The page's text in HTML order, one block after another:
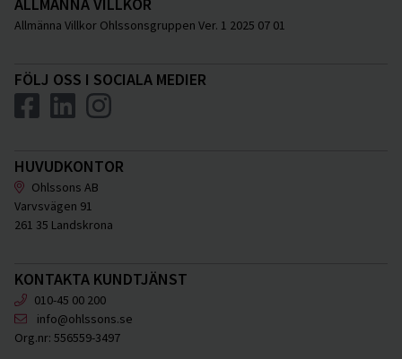
ALLMÄNNA VILLKOR
Allmänna Villkor Ohlssonsgruppen Ver. 1 2025 07 01
FÖLJ OSS I SOCIALA MEDIER
HUVUDKONTOR
Ohlssons AB
Varvsvägen 91
261 35 Landskrona
KONTAKTA KUNDTJÄNST
010-45 00 200
info@ohlssons.se
Org.nr: 556559-3497